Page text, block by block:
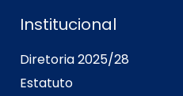
Institucional
Diretoria 2025/28
Estatuto